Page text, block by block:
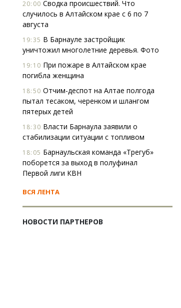
20:00 Сводка происшествий. Что
случилось в Алтайском крае с 6 по 7
августа
19:35 В Барнауле застройщик
уничтожил многолетние деревья. Фото
19:10 При пожаре в Алтайском крае
погибла женщина
18:50 Отчим-деспот на Алтае полгода
пытал тесаком, черенком и шлангом
пятерых детей
18:30 Власти Барнаула заявили о
стабилизации ситуации с топливом
18:05 Барнаульская команда «Трегуб»
поборется за выход в полуфинал
Первой лиги КВН
ВСЯ ЛЕНТА
НОВОСТИ ПАРТНЕРОВ